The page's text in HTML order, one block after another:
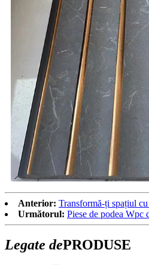
Anterior: Transformă-ți spațiul
Următorul: Piese de podea Wpc
Legate dePRODUSE